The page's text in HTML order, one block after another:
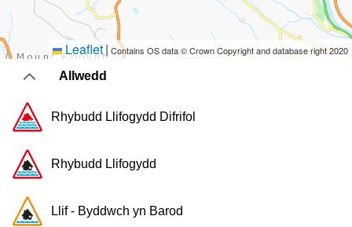
Leaflet| Contains OS data © Crown Copyright and database right 2020
Allwedd
Rhybudd ​Llifogydd ​Difrifol
Rhybudd Llifogydd
Llif - Byddwch yn Barod